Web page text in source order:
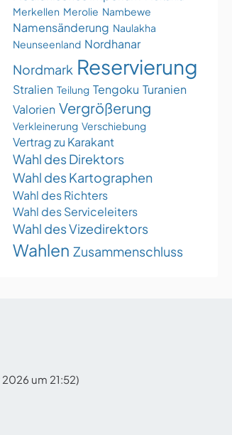
Merkellen Merolie Nambewe
Namensänderung Naulakha
Neunseenland Nordhanar
Nordmark Reservierung
Stralien Teilung Tengoku Turanien
Valorien Vergrößerung
Verkleinerung Verschiebung
Vertrag zu Karakant
Wahl des Direktors
Wahl des Kartographen
Wahl des Richters
Wahl des Serviceleiters
Wahl des Vizedirektors
Wahlen Zusammenschluss
um 21:52)